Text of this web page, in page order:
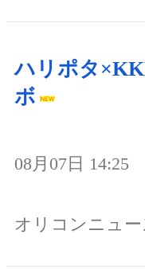
ハリポタ
ボ
08月07日 14:25
オリコンニュー